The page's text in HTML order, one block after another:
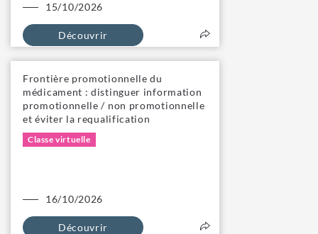
15/10/2026
Découvrir
Frontière promotionnelle du
médicament : distinguer information
promotionnelle / non promotionnelle
et éviter la requalification
Classe virtuelle
16/10/2026
Découvrir